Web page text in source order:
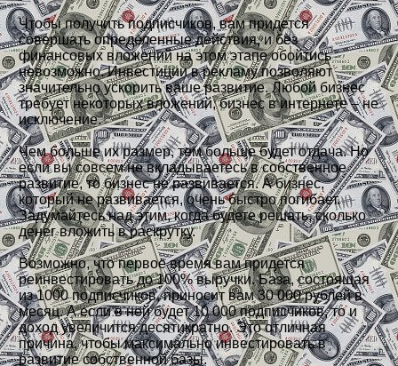
Чтобы получить подписчиков, вам придется
совершать определенные действия, и без
финансовых вложений на этом этапе обойтись
невозможно. Инвестиции в рекламу позволяют
значительно ускорить ваше развитие. Любой бизнес
требует некоторых вложений, бизнес в интернете – не
исключение.
Чем больше их размер, тем больше будет отдача. Но
если вы совсем не вкладываетесь в собственное
развитие, то бизнес не развивается. А бизнес,
который не развивается, очень быстро погибает.
Задумайтесь над этим, когда будете решать, сколько
денег вложить в раскрутку.
Возможно, что первое время вам придется
реинвестировать до 100% выручки. База, состоящая
из 1000 подписчиков, приносит вам 30 000 рублей в
месяц. А если в ней будет 10 000 подписчиков, то и
доход увеличится десятикратно. Это отличная
причина, чтобы максимально инвестировать в
развитие собственной базы.